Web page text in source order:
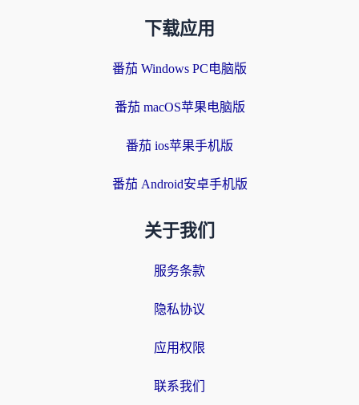
下载应用
番茄 Windows PC电脑版
番茄 macOS苹果电脑版
番茄 ios苹果手机版
番茄 Android安卓手机版
关于我们
服务条款
隐私协议
应用权限
联系我们